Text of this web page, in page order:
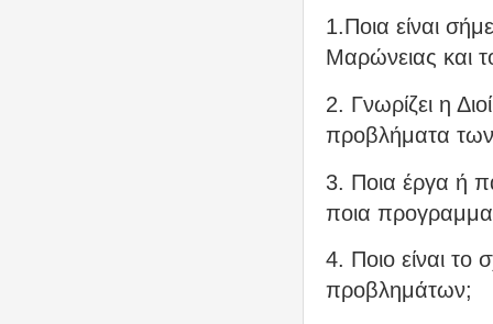
1.Ποια είναι
Μαρώνειας και
2. Γνωρίζει η
προβλήματα των
3. Ποια έργα ή
ποια
4. Ποιο είναι το
προβλημάτων;